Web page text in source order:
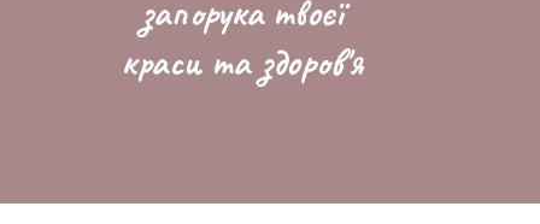
запорука твоєї
краси та здоров'я